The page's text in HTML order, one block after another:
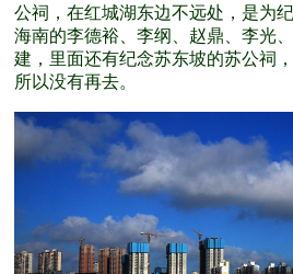
公祠，在红城湖东边不远处，是为
海南的李德裕、李纲、赵鼎、李光
建，里面还有纪念苏东坡的苏公祠
所以没有再去。